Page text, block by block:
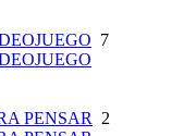
7
PENSAR 2